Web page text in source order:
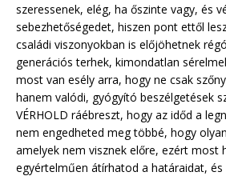
szeressenek, elég, ha őszinte vagy, és
sebezhetőségedet, hiszen pont ettől
családi viszonyokban is előjöhetnek
generációs terhek, kimondatlan
most van esély arra, hogy ne csak
hanem valódi, gyógyító beszélgetések
VÉRHOLD ráébreszt, hogy az időd a
nem engedheted meg többé, hogy
amelyek nem visznek előre, ezért most
egyértelműen átírhatod a határaidat, és